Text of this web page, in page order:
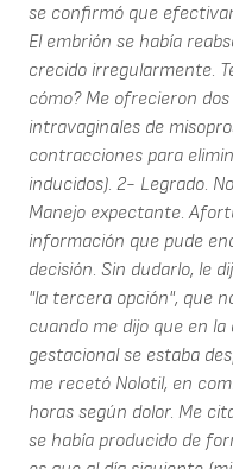
se confirmó que
El embrión se había
crecido irregularmente.
cómo? Me ofrecieron
intravaginales de
contracciones para
inducidos). 2- Legrado.
Manejo expectante.
información que pude
decisión. Sin dudarlo, le
"la tercera opción", que
cuando me dijo que en
gestacional se estaba
me recetó Nolotil, en
horas según dolor. Me
se había producido de